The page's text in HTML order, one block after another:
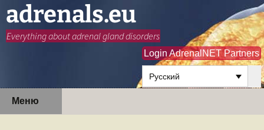
adrenals.eu
Everything about adrenal gland disorders
Login AdrenalNET Partners
Русский
Меню